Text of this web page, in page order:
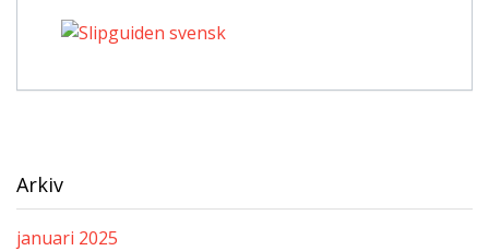
Arkiv
januari 2025